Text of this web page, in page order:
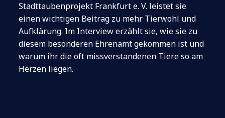
Stadttaubenprojekt Frankfurt e. V. leistet sie
einen wichtigen Beitrag zu mehr Tierwohl und
Aufklärung. Im Interview erzählt sie, wie sie zu
diesem besonderen Ehrenamt gekommen ist und
warum ihr die oft missverstandenen Tiere so am
Herzen liegen.